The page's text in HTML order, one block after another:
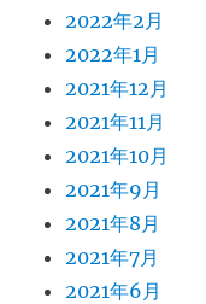
2022年2月
2022年1月
2021年12月
2021年11月
2021年10月
2021年9月
2021年8月
2021年7月
2021年6月